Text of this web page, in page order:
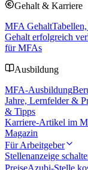
Gehalt & Karriere
MFA Gehalt
Gehalt erfolgreich
für MFAs
Ausbildung
MFA-Ausbildung
Jahre, Lernfelder &
& Tipps
Karriere-Artikel im
Magazin
Für Arbeitgeber
Stellenanzeige
PreiseAzubi-Stelle